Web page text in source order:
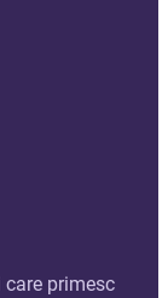
primesc